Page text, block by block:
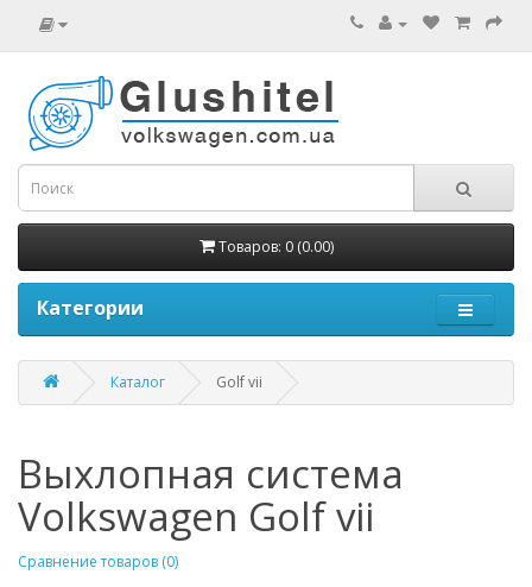
Товаров: 0 (0.00)
Категории
Каталог Golf vii
Выхлопная система
Volkswagen Golf vii
Сравнение товаров (0)